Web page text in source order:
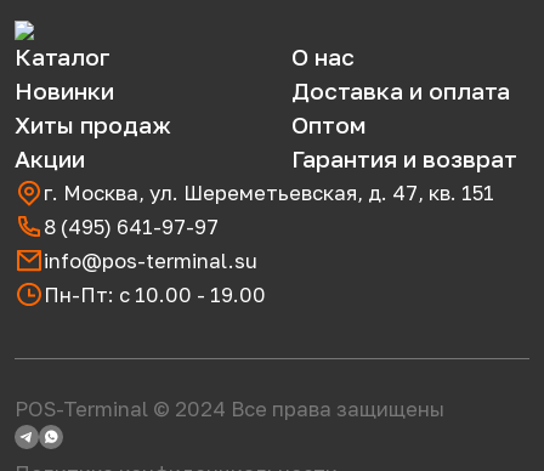
Каталог
Новинки
Хиты продаж
Акции
О нас
Доставка и оплата
Оптом
Гарантия и возврат
г. Москва, ул. Шереметьевская, д. 47, кв. 151
8 (495) 641-97-97
info@pos-terminal.su
Пн-Пт: с 10.00 - 19.00
POS-Terminal © 2024 Все права защищены